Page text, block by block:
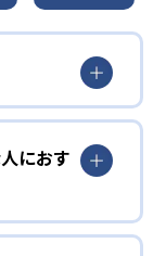
人ひとりの学
易度を上げてい
におす